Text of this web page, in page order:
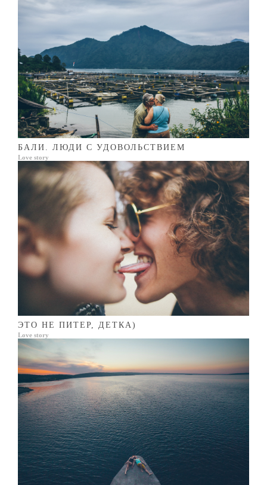
БАЛИ. ЛЮДИ С УДОВОЛЬСТВИЕМ
Love story
ЭТО НЕ ПИТЕР, ДЕТКА)
Love story